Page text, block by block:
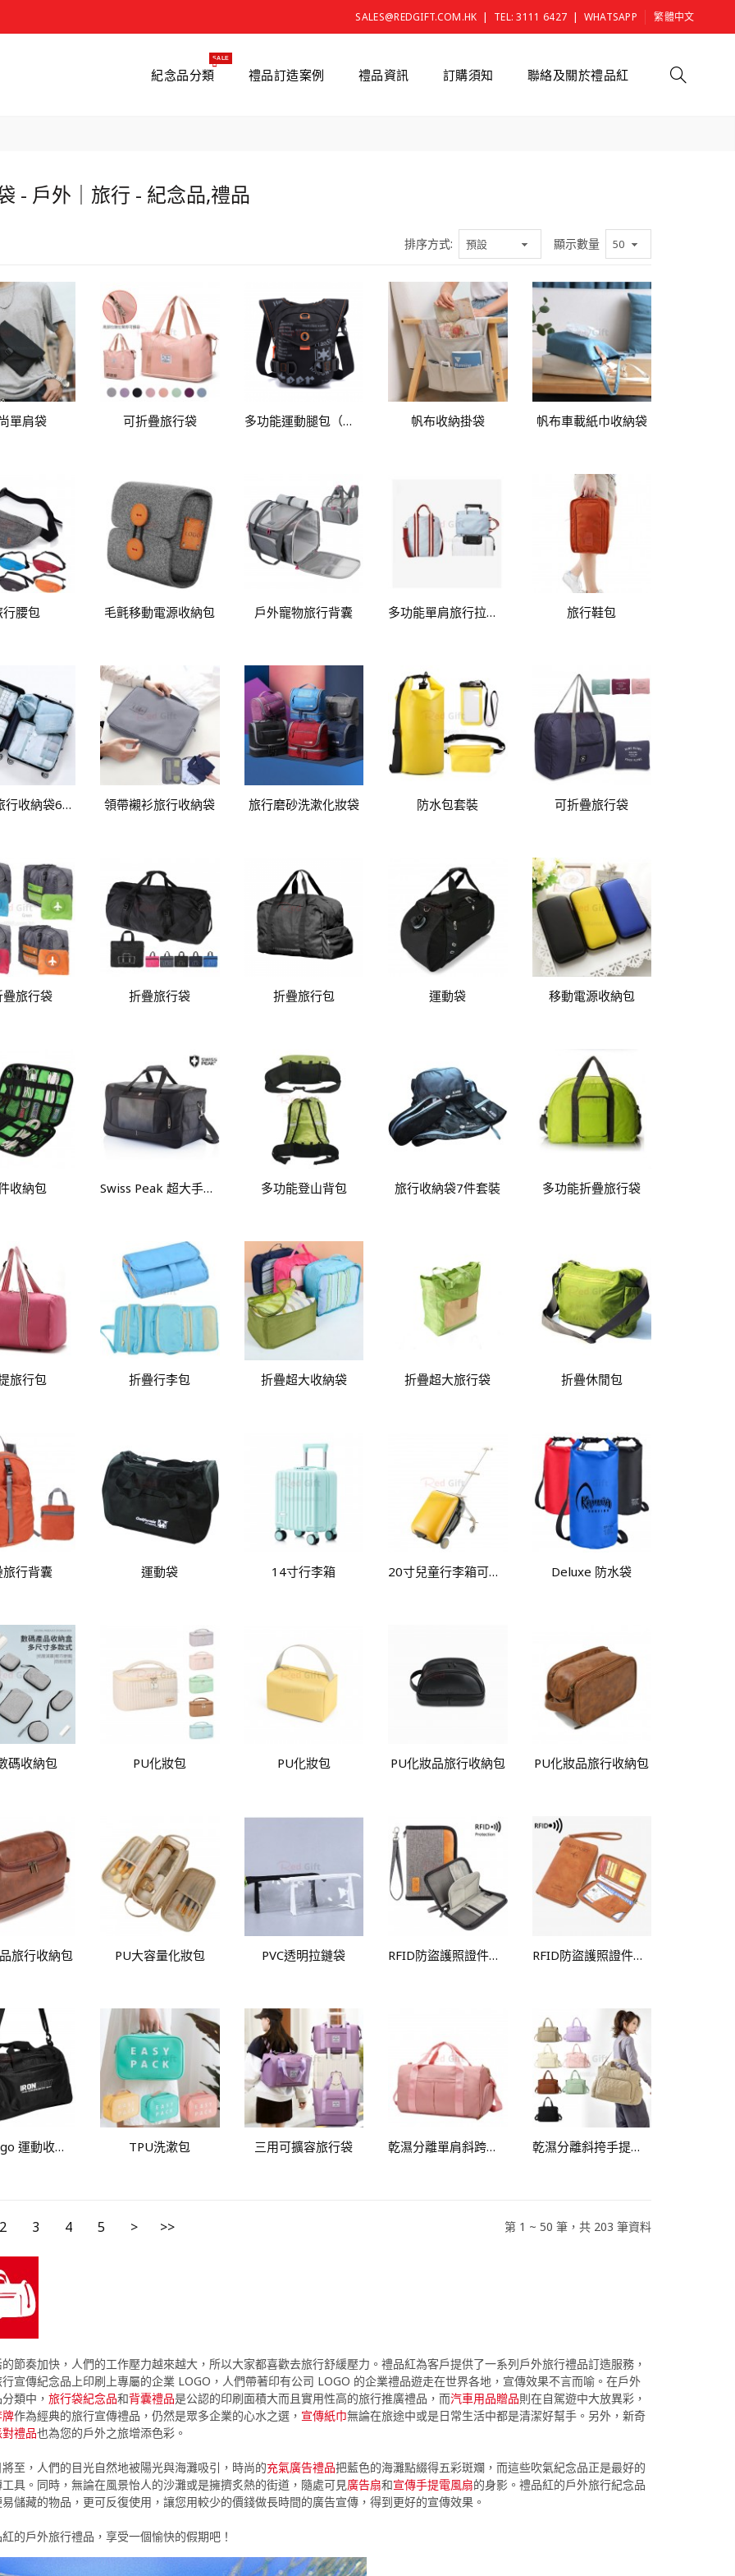
SALES@REDGIFT.COM.HK | TEL: 3111 6427 | WHATSAPP 繁體中文
紀念品分類
SALE
禮品訂造案例 禮品資訊 訂購須知 聯絡及關於禮品紅
- 戶外｜旅行 - 紀念品,禮品
排序方式: 顯示數量
單肩袋 可折疊旅行袋 多功能運動腿包（斜挎包） 帆布收納掛袋 帆布車載紙巾收納袋
行腰包 毛氈移動電源收納包 戶外寵物旅行背囊 多功能單肩旅行拉杆收納包 旅行鞋包
多用途旅行收納袋6件套 領帶襯衫旅行收納袋 旅行磨砂洗漱化妝袋 防水包套裝 可折疊旅行袋
疊旅行袋 折疊旅行袋 折疊旅行包 運動袋 移動電源收納包
收納包 Swiss Peak 超大手提旅行包 多功能登山背包 旅行收納袋7件套裝 多功能折疊旅行袋
旅行包 折疊行李包 折疊超大收納袋 折疊超大旅行袋 折疊休閒包
旅行背囊 運動袋 14寸行李箱 20寸兒童行李箱可坐騎 Deluxe 防水袋
碼收納包 PU化妝包 PU化妝包 PU化妝品旅行收納包 PU化妝品旅行收納包
旅行收納包 PU大容量化妝包 PVC透明拉鏈袋 RFID防盜護照證件收納袋 RFID防盜護照證件收納袋
San Diego 運動收納袋 TPU洗漱包 三用可擴容旅行袋 乾濕分離單肩斜跨旅行包 乾濕分離斜挎手提旅行袋
2 3 4 5 > >> 第 1 ~ 50 筆，共 203 筆資料
節奏加快，人們的工作壓力越來越大，所以大家都喜歡去旅行舒緩壓力。禮品紅為客戶提供了一系列戶外旅行禮品訂造服務，
宣傳紀念品上印刷上專屬的企業 LOGO，人們帶著印有公司 LOGO 的企業禮品遊走在世界各地，宣傳效果不言而喻。在戶外
類中， 旅行袋紀念品和背囊禮品是公認的印刷面積大而且實用性高的旅行推廣禮品，而汽車用品贈品則在自駕遊中大放異彩，
作為經典的旅行宣傳禮品，仍然是眾多企業的心水之選， 宣傳紙巾無論在旅途中或是日常生活中都是清潔好幫手。另外，新奇
禮品也為您的戶外之旅增添色彩。
至，人們的目光自然地被陽光與海灘吸引，時尚的充氣廣告禮品把藍色的海灘點綴得五彩斑斕，而這些吹氣紀念品正是最好的
具。同時，無論在風景怡人的沙灘或是擁擠炙熱的街道，隨處可見廣告扇和宣傳手提電風扇的身影。禮品紅的戶外旅行紀念品
儲藏的物品，更可反復使用，讓您用較少的價錢做長時間的廣告宣傳，得到更好的宣傳效果。
的戶外旅行禮品，享受一個愉快的假期吧！